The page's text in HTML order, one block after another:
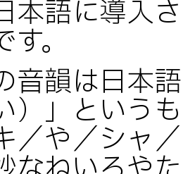
本語に導入
。
音韻は日本
）」という
／や／シャ